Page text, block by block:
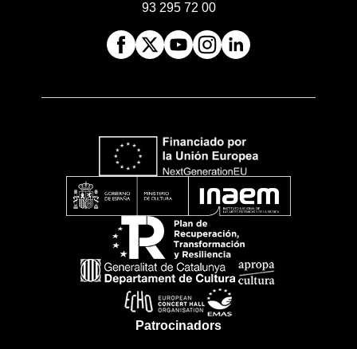
93 295 72 00
Patrocinadors